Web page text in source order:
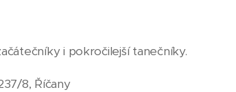
i pokročilejší tanečníky.
8, Říčany